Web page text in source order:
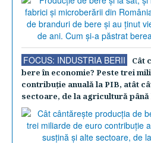
FOCUS: INDUSTRIA BERII
Cât
bere în economie? Peste trei
contribuţie anuală la PIB, atât
sectoare, de la agricultură